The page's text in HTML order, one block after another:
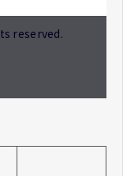
reserved.